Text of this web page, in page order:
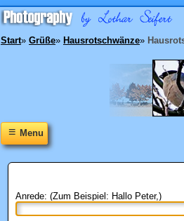
Start» Grüße» Hausrotschwänze»
≡Menu
Anrede: (Zum Beispiel: Hallo Peter,)